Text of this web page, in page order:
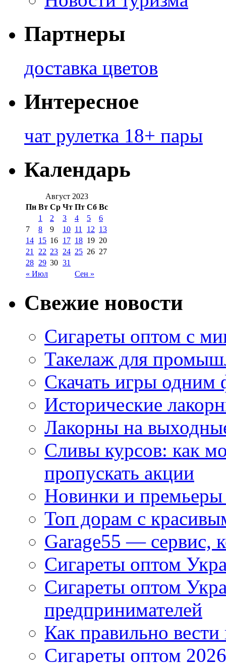
Партнеры
доставка цветов
Интересное
чат рулетка 18+ пары
Календарь
Август 2023
Пн Вт Ср Чт Пт Сб Вс
« Июл Сен »
1 2 3 4 5
6
7
8 9 10 11 12 13
14 15 16 17 18 19 20
21
22 23 24 25 26 27
28 29 30 31
Свежие новости
Сигареты оптом с
Такелаж для
Скачать игры одним
Исторические
Лакорны на
Сливы курсов: как
пропускать акции
Новинки и
Топ дорам с
Garage55 — сервис,
Сигареты оптом
Сигареты оптом
предпринимателей
Как правильно
Сигареты оптом